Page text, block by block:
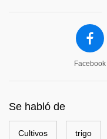
Facebook
Se habló de
Cultivos trigo